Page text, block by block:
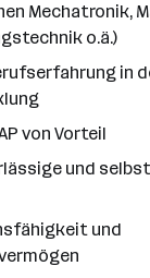
Mechatronik,
o.ä.)
in
von Vorteil
und
und